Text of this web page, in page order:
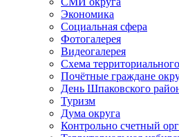
Экономика
Социальная сфера
Фотогалерея
Видеогалерея
Схема
Почётные граждане
День Шпаковского
Туризм
Дума округа
Контрольно счетный